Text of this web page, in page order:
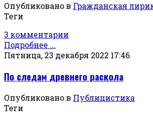
Опубликовано в Гражданская
Теги
3 комментарии
Подробнее ...
Пятница, 23 декабря 2022 17:46
По следам древнего раскола
Опубликовано в Публицистика
Теги